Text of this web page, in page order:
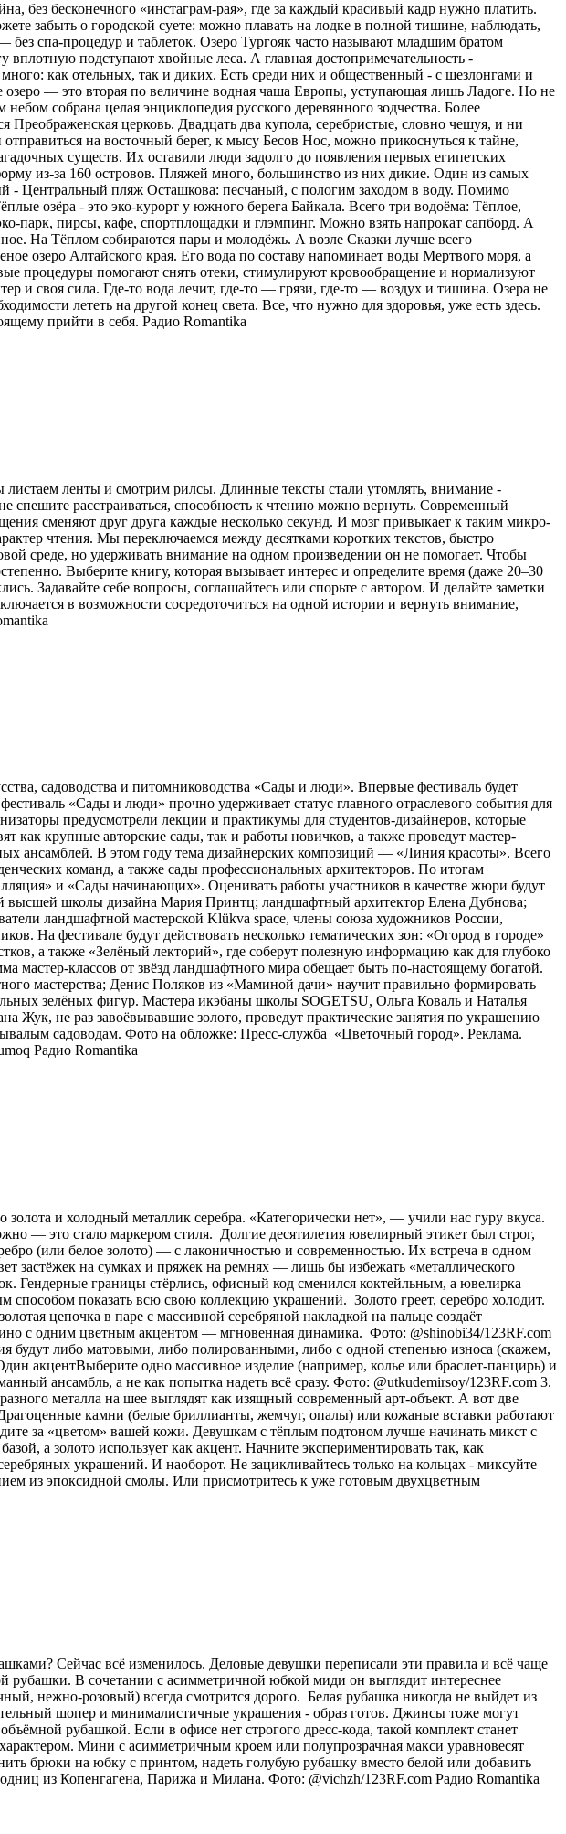
без бесконечного «инстаграм-рая», где за каждый красивый кадр нужно платить.
забыть о городской суете: можно плавать на лодке в полной тишине, наблюдать,
без спа-процедур и таблеток. Озеро Тургояк часто называют младшим братом
вплотную подступают хвойные леса. А главная достопримечательность -
как отельных, так и диких. Есть среди них и общественный - с шезлонгами и
озеро — это вторая по величине водная чаша Европы, уступающая лишь Ладоге. Но не
собрана целая энциклопедия русского деревянного зодчества. Более
церковь. Двадцать два купола, серебристые, словно чешуя, и ни
на восточный берег, к мысу Бесов Нос, можно прикоснуться к тайне,
существ. Их оставили люди задолго до появления первых египетских
из-за 160 островов. Пляжей много, большинство из них дикие. Один из самых
- Центральный пляж Осташкова: песчаный, с пологим заходом в воду. Помимо
озёра - это эко-курорт у южного берега Байкала. Всего три водоёма: Тёплое,
парк, пирсы, кафе, спортплощадки и глэмпинг. Можно взять напрокат сапборд. А
На Тёплом собираются пары и молодёжь. А возле Сказки лучше всего
озеро Алтайского края. Его вода по составу напоминает воды Мертвого моря, а
процедуры помогают снять отеки, стимулируют кровообращение и нормализуют
и своя сила. Где-то вода лечит, где-то — грязи, где-то — воздух и тишина. Озера не
лететь на другой конец света. Все, что нужно для здоровья, уже есть здесь.
прийти в себя. Радио Romantika
листаем ленты и смотрим рилсы. Длинные тексты стали утомлять, внимание -
спешите расстраиваться, способность к чтению можно вернуть. Современный
сменяют друг друга каждые несколько секунд. И мозг привыкает к таким микро-
чтения. Мы переключаемся между десятками коротких текстов, быстро
среде, но удерживать внимание на одном произведении он не помогает. Чтобы
Выберите книгу, которая вызывает интерес и определите время (даже 20–30
Задавайте себе вопросы, соглашайтесь или спорьте с автором. И делайте заметки
в возможности сосредоточиться на одной истории и вернуть внимание,
садоводства и питомниководства «Сады и люди». Впервые фестиваль будет
«Сады и люди» прочно удерживает статус главного отраслевого события для
предусмотрели лекции и практикумы для студентов-дизайнеров, которые
крупные авторские сады, так и работы новичков, а также проведут мастер-
ансамблей. В этом году тема дизайнерских композиций — «Линия красоты». Всего
команд, а также сады профессиональных архитекторов. По итогам
и «Сады начинающих». Оценивать работы участников в качестве жюри будут
высшей школы дизайна Мария Принтц; ландшафтный архитектор Елена Дубнова;
ландшафтной мастерской Klükva space, члены союза художников России,
На фестивале будут действовать несколько тематических зон: «Огород в городе»
а также «Зелёный лекторий», где соберут полезную информацию как для глубоко
классов от звёзд ландшафтного мира обещает быть по-настоящему богатой.
мастерства; Денис Поляков из «Маминой дачи» научит правильно формировать
зелёных фигур. Мастера икэбаны школы SOGETSU, Ольга Коваль и Наталья
Жук, не раз завоёвывавшие золото, проведут практические занятия по украшению
садоводам. Фото на обложке: Пресс-служба «Цветочный город». Реклама.
Радио Romantika
и холодный металлик серебра. «Категорически нет», — учили нас гуру вкуса.
— это стало маркером стиля. Долгие десятилетия ювелирный этикет был строг,
(или белое золото) — с лаконичностью и современностью. Их встреча в одном
застёжек на сумках и пряжек на ремнях — лишь бы избежать «металлического
Гендерные границы стёрлись, офисный код сменился коктейльным, а ювелирка
показать всю свою коллекцию украшений. Золото греет, серебро холодит.
цепочка в паре с массивной серебряной накладкой на пальце создаёт
с одним цветным акцентом — мгновенная динамика. Фото: @shinobi34/123RF.com
будут либо матовыми, либо полированными, либо с одной степенью износа (скажем,
акцентВыберите одно массивное изделие (например, колье или браслет-панцирь) и
ансамбль, а не как попытка надеть всё сразу. Фото: @utkudemirsoy/123RF.com 3.
металла на шее выглядят как изящный современный арт-объект. А вот две
камни (белые бриллианты, жемчуг, опалы) или кожаные вставки работают
за «цветом» вашей кожи. Девушкам с тёплым подтоном лучше начинать микст с
а золото использует как акцент. Начните экспериментировать так, как
украшений. И наоборот. Не зацикливайтесь только на кольцах - миксуйте
из эпоксидной смолы. Или присмотритесь к уже готовым двухцветным
Сейчас всё изменилось. Деловые девушки переписали эти правила и всё чаще
рубашки. В сочетании с асимметричной юбкой миди он выглядит интереснее
нежно-розовый) всегда смотрится дорого. Белая рубашка никогда не выйдет из
шопер и минималистичные украшения - образ готов. Джинсы тоже могут
рубашкой. Если в офисе нет строгого дресс-кода, такой комплект станет
Мини с асимметричным кроем или полупрозрачная макси уравновесят
брюки на юбку с принтом, надеть голубую рубашку вместо белой или добавить
из Копенгагена, Парижа и Милана. Фото: @vichzh/123RF.com Радио Romantika